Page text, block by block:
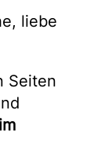
liebe
Seiten